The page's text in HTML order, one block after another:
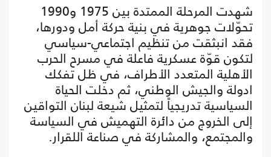
شهدت المرحلة الممتدة بين 1975 و1990
تحوّلات جوهرية في بنية حركة أمل ودورها،
فقد انبثقت من تنظيم اجتماعي-سياسي
لتكون قوّة عسكرية فاعلة في مسرح الحرب
الأهلية المتعدد الأطراف، في ظل تفكك
ادولة والجيش الوطني، ثم دخلت الحياة
السياسية تدريجياً لتمثيل شيعة لبنان التواقين
إلى الخروج من دائرة التهميش في السياسة
والمجتمع، والمشاركة في صناعة اللقرار.